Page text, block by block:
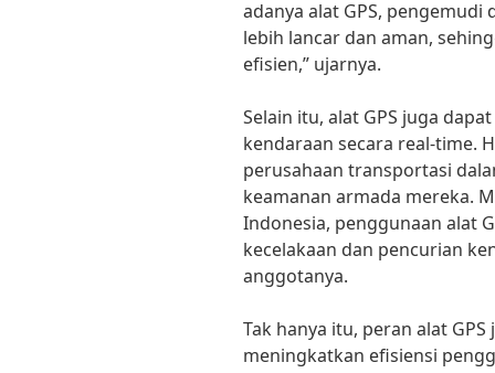
adanya alat GPS,
lebih lancar dan aman,
efisien,” ujarnya.
Selain itu, alat GPS juga
kendaraan secara real-time.
perusahaan transportasi
keamanan armada mereka.
Indonesia, penggunaan alat
kecelakaan dan pencurian
anggotanya.
Tak hanya itu, peran alat
meningkatkan efisiensi